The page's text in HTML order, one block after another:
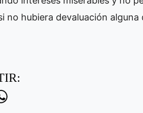
no hubiera devaluación alguna